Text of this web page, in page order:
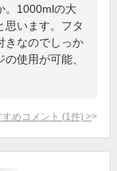
。1000mlの大
思います。フタ
きなのでしっか
使用が可能、
めコメント (1 件) >